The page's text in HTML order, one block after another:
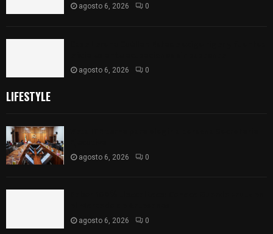
agosto 6, 2026 0
agosto 6, 2026 0
LIFESTYLE
agosto 6, 2026 0
agosto 6, 2026 0